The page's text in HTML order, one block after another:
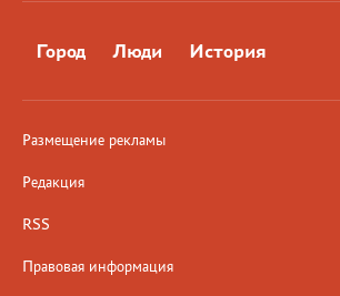
Город Люди История
Размещение рекламы
Редакция
RSS
Правовая информация